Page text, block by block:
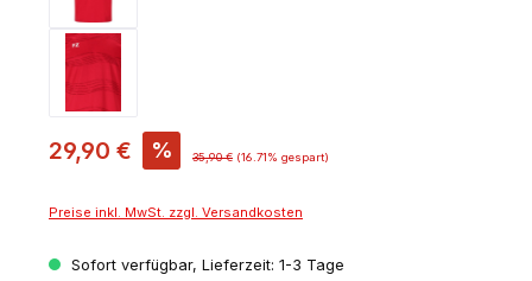
29,90 € % 35,90 € (16.71% gespart)
Preise inkl. MwSt. zzgl. Versandkosten
Sofort verfügbar, Lieferzeit: 1-3 Tage